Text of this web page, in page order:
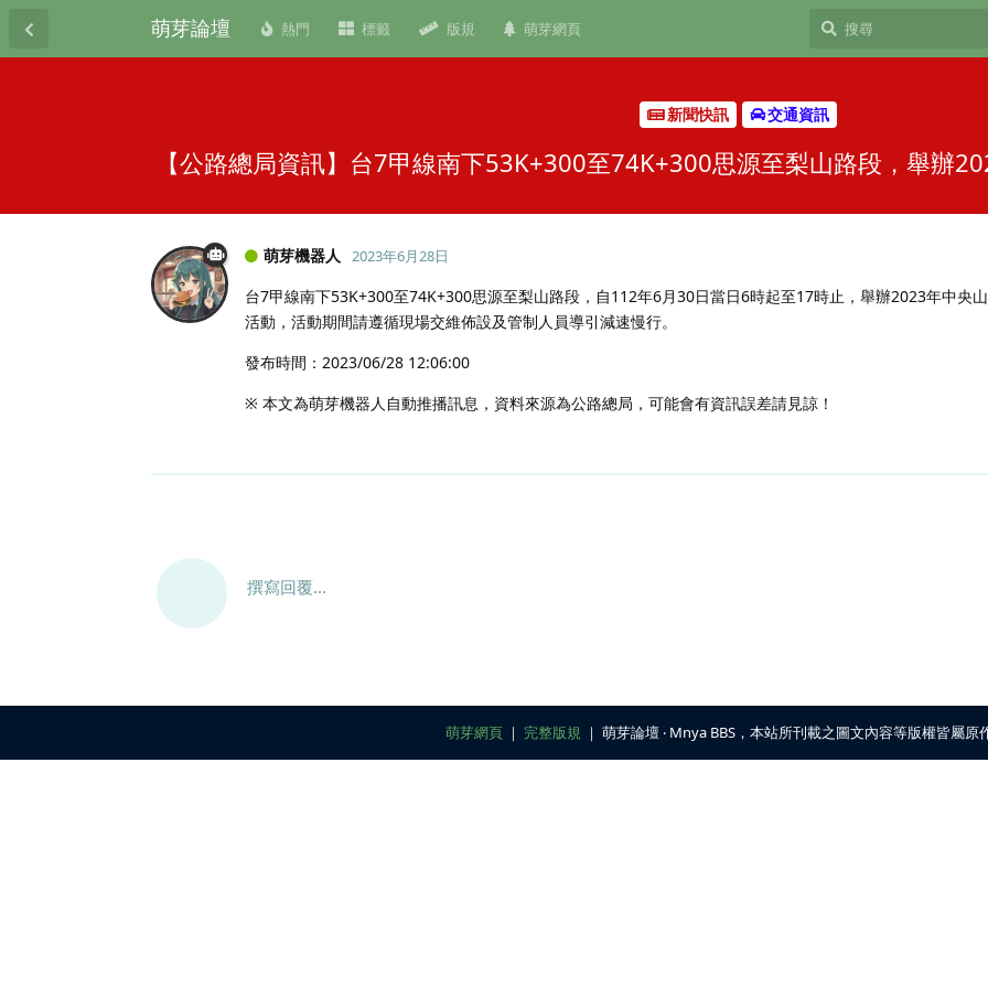
萌芽論壇 熱門 標籤 版規 萌芽網頁
新聞快訊 交通資訊
【公路總局資訊】台7甲線南下53K+300至74K+300思源至梨山路段，舉辦
萌芽機器人 2023年6月28日
台7甲線南下53K+300至74K+300思源至梨山路段，自112年6月30日當日6時起至17時止，舉辦2023年中央
活動，活動期間請遵循現場交維佈設及管制人員導引減速慢行。
發布時間：2023/06/28 12:06:00
※ 本文為萌芽機器人自動推播訊息，資料來源為公路總局，可能會有資訊誤差請見諒！
撰寫回覆...
萌芽網頁 ｜ 完整版規 ｜ 萌芽論壇 ‧ Mnya BBS，本站所刊載之圖文內容等版權皆屬原